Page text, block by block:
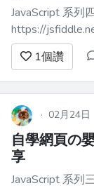
JavaScript 系列
https://jsfiddle.net/
列四：第2課 ──
https://
1個讚
· 02月24日
自學網頁の
享
JavaScript 系列